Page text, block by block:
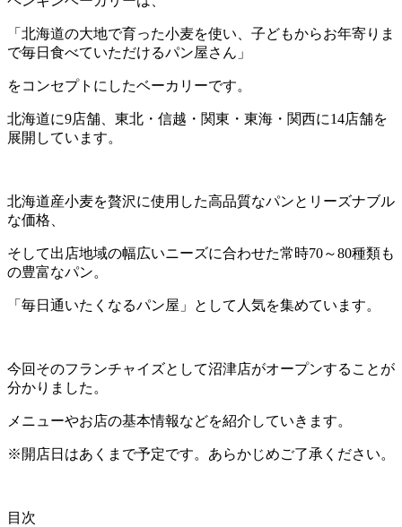
「北海道の大地で育った⼩⻨を使い、⼦どもからお年寄りま
で毎⽇⾷べていただけるパン屋さん」
をコンセプトにしたベーカリーです。
北海道に9店舗、東北・信越・関東・東海・関西に14店舗を
展開しています。
北海道産小麦を贅沢に使用した高品質なパンとリーズナブル
な価格、
そして出店地域の幅広いニーズに合わせた常時70～80種類も
の豊富なパン。
「毎日通いたくなるパン屋」として人気を集めています。
今回そのフランチャイズとして沼津店がオープンすることが
分かりました。
メニューやお店の基本情報などを紹介していきます。
※ 開店日はあくまで予定です。あらかじめご了承ください。
目次